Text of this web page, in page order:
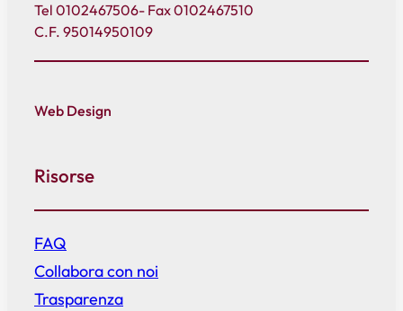
Tel 0102467506- Fax 0102467510
C.F. 95014950109
Web Design
Risorse
FAQ
Collabora con noi
Trasparenza